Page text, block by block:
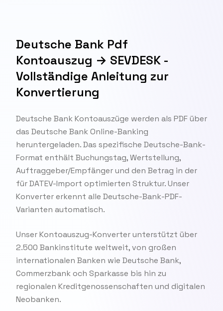
Deutsche Bank Pdf
Kontoauszug → SEVDESK -
Vollständige Anleitung zur
Konvertierung
Deutsche Bank Kontoauszüge werden als PDF über
das Deutsche Bank Online-Banking
heruntergeladen. Das spezifische Deutsche-Bank-
Format enthält Buchungstag, Wertstellung,
Auftraggeber/Empfänger und den Betrag in der
für DATEV-Import optimierten Struktur. Unser
Konverter erkennt alle Deutsche-Bank-PDF-
Varianten automatisch.
Unser Kontoauszug-Konverter unterstützt über
2.500 Bankinstitute weltweit, von großen
internationalen Banken wie Deutsche Bank,
Commerzbank och Sparkasse bis hin zu
regionalen Kreditgenossenschaften und digitalen
Neobanken.